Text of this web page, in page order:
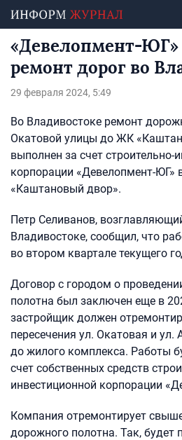
«Девелопмент-
ремонт дорог во
29 февраля 2024, 5:49
Во Владивостоке ремонт
Окатовой улицы до ЖК
выполнен за счет строительно-
корпорации «Девелопмент-ЮГ»
«Каштановый двор».
Петр Селиванов,
Владивостоке, сообщил, что
во втором квартале текущего
Договор с городом о
полотна был заключен еще в
застройщик должен
пересечения ул. Окатовая и
до жилого комплекса. Работы
счет собственных средств
инвестиционной корпорации
Компания отремонтирует
дорожного полотна. Так, будет